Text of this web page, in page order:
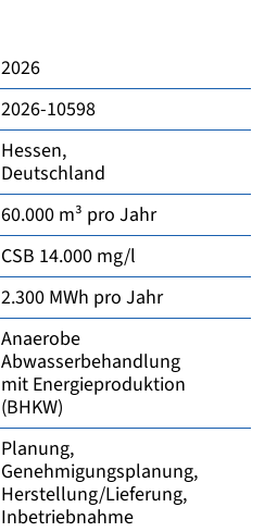
2026
2026-10598
Hessen,
Deutschland
60.000 m³ pro Jahr
CSB 14.000 mg/l
2.300 MWh pro Jahr
Anaerobe
Abwasserbehandlung
mit Energieproduktion
(BHKW)
Planung,
Genehmigungsplanung,
Herstellung/Lieferung,
Inbetriebnahme